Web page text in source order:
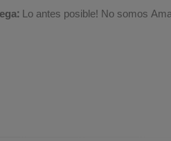
Lo antes posible! No somos